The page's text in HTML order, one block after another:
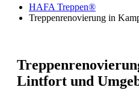
HAFA Treppen®
Treppenrenovierung in
Lintfort und